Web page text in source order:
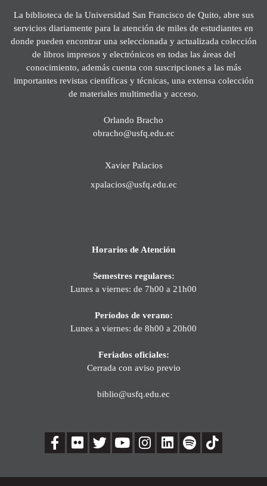
La biblioteca de la Universidad San Francisco de Quito, abre sus
servicios diariamente para la atención de miles de estudiantes en
donde pueden encontrar una seleccionada y actualizada colección
de libros impresos y electrónicos en todas las áreas del
conocimiento, además cuenta con suscripciones a las más
importantes revistas científicas y técnicas, una extensa colección
de materiales multimedia y acceso.
Orlando Bracho
obracho@usfq.edu.ec
Xavier Palacios
xpalacios@usfq.edu.ec
Horarios de Atención
Semestres regulares:
Lunes a viernes: de 7h00 a 21h00
Períodos de verano:
Lunes a viernes: de 8h00 a 20h00
Feriados oficiales:
Cerrada con aviso previo
biblio@usfq.edu.ec